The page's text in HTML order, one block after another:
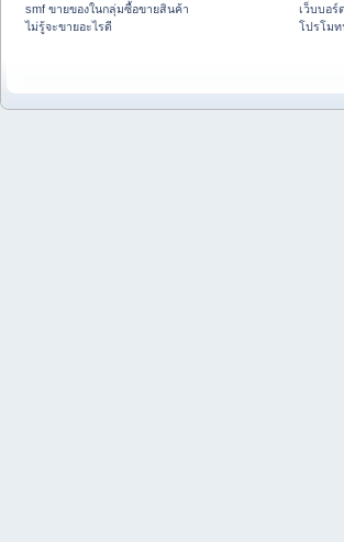
smf ขายของในกลุ่มซื้อขายสินค้า
ไม่รู้จะขายอะไรดี
เว็บบอร์
โปรโม